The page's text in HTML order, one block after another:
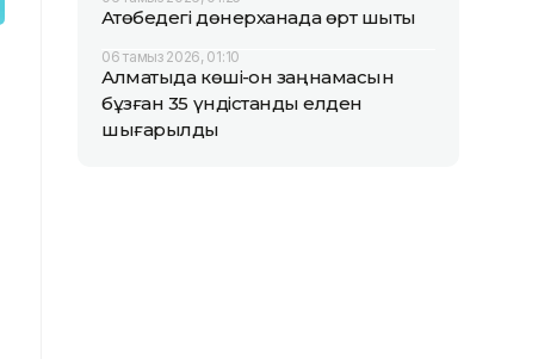
Ақтөбедегі дөнерханада өрт шықты
06 тамыз 2026, 01:10
Алматыда көші-қон заңнамасын
бұзған 35 үндістандық елден
шығарылды